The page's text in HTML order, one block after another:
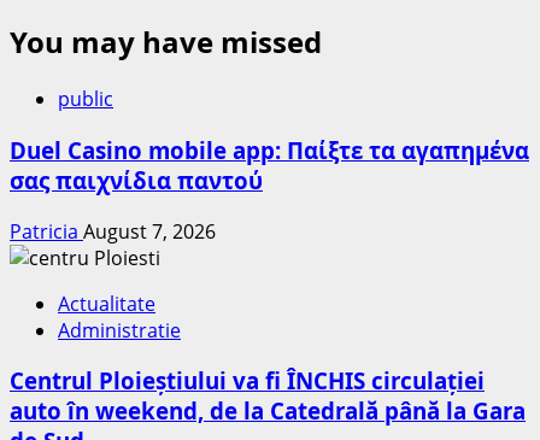
You may have missed
public
Duel Casino mobile app: Παίξτε τα αγαπημένα
σας παιχνίδια παντού
Patricia August 7, 2026
Actualitate
Administratie
Centrul Ploieștiului va fi ÎNCHIS circulației
auto în weekend, de la Catedrală până la Gara